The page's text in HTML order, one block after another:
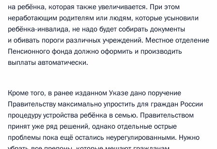
на ребёнка, которая также увеличивается. При этом
неработающим родителям или людям, которые усыновили
ребёнка-инвалида, не надо будет собирать документы
и обивать пороги различных учреждений. Местное отделение
Пенсионного фонда должно оформить и производить
выплаты автоматически.
Кроме того, в ранее изданном Указе дано поручение
Правительству максимально упростить для граждан России
процедуру устройства ребёнка в семью. Правительством
принят уже ряд решений, однако отдельные острые
проблемы пока ещё остались неурегулированными. Нужно